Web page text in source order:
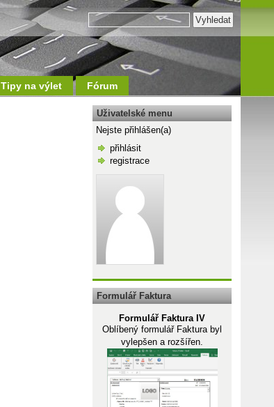
Tipy na výlet Fórum
Uživatelské menu
Nejste přihlášen(a)
přihlásit
registrace
Formulář Faktura
Formulář Faktura IV
Oblíbený formulář Faktura byl
vylepšen a rozšířen.